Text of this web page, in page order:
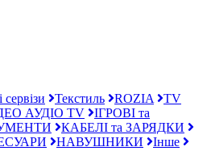
Текстиль ROZIA
TV
АУДІО TV
ІГРОВІ та
КАБЕЛІ та ЗАРЯДКИ
НАВУШНИКИ
Інше